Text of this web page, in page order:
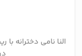
النا نامی دخترانه